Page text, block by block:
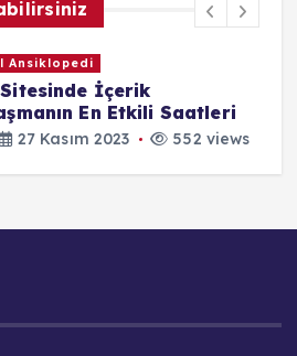
Ansiklopedi
İçerik
En Etkili Saatleri
27 Kasım 2023 552 views